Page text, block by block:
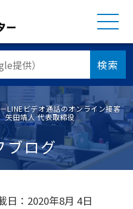
検索
LINEビデオ通話のオンライン接客
田靖人 代表取締役
ブログ
日：2020年8月 4日